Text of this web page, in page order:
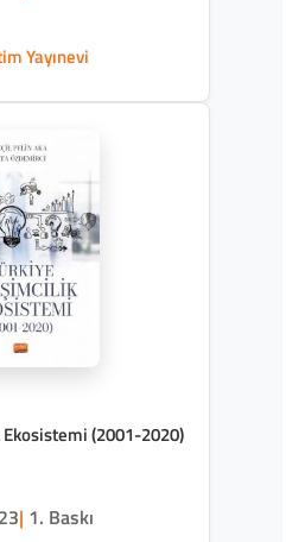
Yayınevi
(2001-2020)
| 1. Baskı